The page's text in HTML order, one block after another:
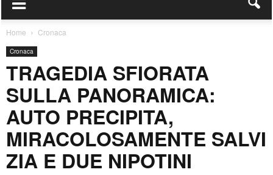
Home Cronaca
Cronaca
TRAGEDIA SFIORATA
SULLA PANORAMICA:
AUTO PRECIPITA,
MIRACOLOSAMENTE SALVI
ZIA E DUE NIPOTINI